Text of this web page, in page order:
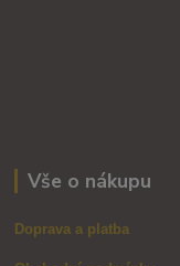
Vše o nákupu
Doprava a platba